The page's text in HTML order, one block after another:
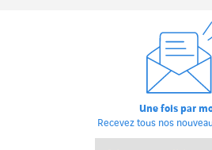
Une fois par
Recevez tous nos